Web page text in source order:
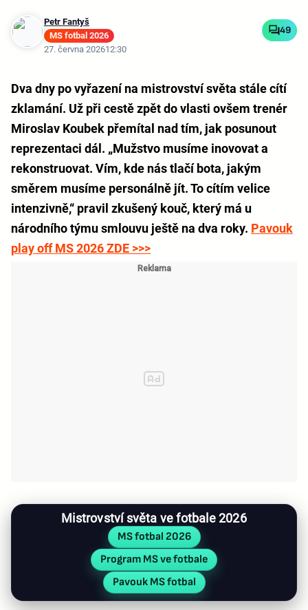
Petr Fantyš
MS fotbal 2026
27. června 202612:30
49
Dva dny po vyřazení na mistrovství světa stále cítí
zklamání. Už při cestě zpět do vlasti ovšem trenér
Miroslav Koubek přemítal nad tím, jak posunout
reprezentaci dál. „Mužstvo musíme inovovat a
rekonstruovat. Vím, kde nás tlačí bota, jakým
směrem musíme personálně jít. To cítím velice
intenzivně,“ pravil zkušený kouč, který má u
národního týmu smlouvu ještě na dva roky. Pavouk
play off MS 2026 ZDE >>>
Mistrovství světa ve fotbale 2026
MS fotbal 2026
Program MS ve fotbale
Pavouk MS fotbal